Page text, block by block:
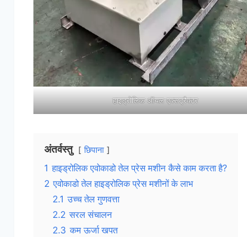
हाइड्रोलिक ऑयल एक्सट्रैक्टर
अंतर्वस्तु छिपाना
1 हाइड्रोलिक एवोकाडो तेल प्रेस मशीन कैसे काम करता है?
2 एवोकाडो तेल हाइड्रोलिक प्रेस मशीनों के लाभ
2.1 उच्च तेल गुणवत्ता
2.2 सरल संचालन
2.3 कम ऊर्जा खपत